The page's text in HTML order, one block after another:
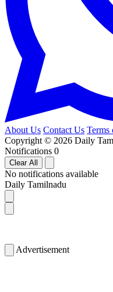
About Us Contact Us Terms
Copyright © 2026 Daily
Notifications 0
Clear All
No notifications available
Daily Tamilnadu
Advertisement